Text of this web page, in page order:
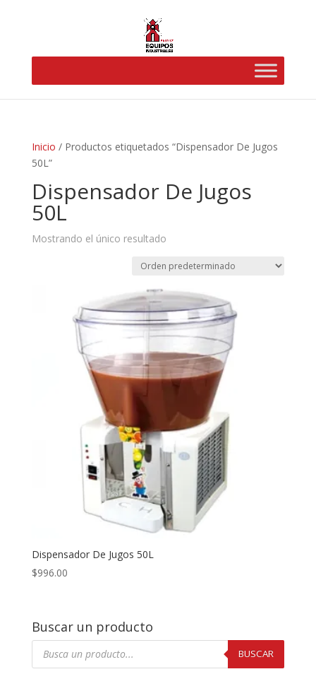
Inicio / Productos etiquetados “Dispensador De Jugos
50L”
Dispensador De Jugos
50L
Mostrando el único resultado
Dispensador De Jugos 50L
$996.00
Buscar un producto
Búsqueda
BUSCAR